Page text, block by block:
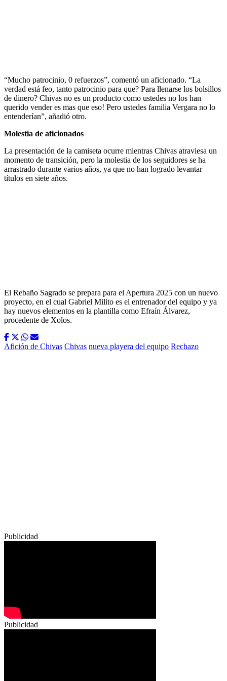
“Mucho patrocinio, 0 refuerzos”, comentó un aficionado. “La
verdad está feo, tanto patrocinio para que? Para llenarse los bolsillos
de dinero? Chivas no es un producto como ustedes no los han
querido vender es mas que eso! Pero ustedes familia Vergara no lo
entenderían”, añadió otro.
Molestia de aficionados
La presentación de la camiseta ocurre mientras Chivas atraviesa un
momento de transición, pero la molestia de los seguidores se ha
arrastrado durante varios años, ya que no han logrado levantar
títulos en siete años.
El Rebaño Sagrado se prepara para el Apertura 2025 con un nuevo
proyecto, en el cual Gabriel Milito es el entrenador del equipo y ya
hay nuevos elementos en la plantilla como Efraín Álvarez,
procedente de Xolos.
Afición de Chivas Chivas nueva playera del equipo Rechazo
Publicidad
Publicidad